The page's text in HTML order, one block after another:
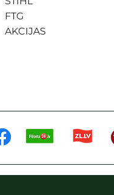
FTG
AKCIJAS